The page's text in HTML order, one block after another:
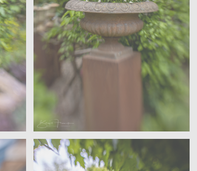
Offene Gärten – Wohngarten
Sanders – Velen